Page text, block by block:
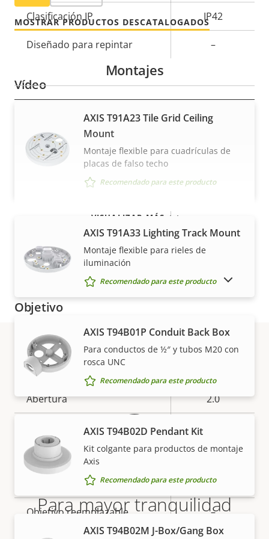
Clasificación IP IP42
Diseñado para repintar –
Vídeo
de
propiedad
Valor de
propiedad
Máxima resolución de vídeo 1920x1080
Máximo de imágenes por
segundo
25/30
–
Paletas térmicas
Objetivo
Descripción
de
propiedad
la
Longitud focal
Objetivo varifocal
Abertura 2.0
Campo de visión horizontal 115 °
Campo de visión vertical 64 °
Montaje del objetivo M12
Objetivo reemplazable –
MOSTRAR PRODUCTOS DESCATALOGADOS
VISUALIZAR MÁS
Montajes
AXIS T91A23 Tile Grid Ceiling
Mount
Montaje flexible para cuadrículas de
placas de falso techo
Recomendado para este producto
AXIS T91A33 Lighting Track Mount
Montaje flexible para rieles de
iluminación
Recomendado para este producto
AXIS T94B01P Conduit Back Box
Para conductos de ½″ y tubos M20 con
rosca UNC
Recomendado para este producto
AXIS T94B02D Pendant Kit
Kit colgante para productos de montaje
Axis
Recomendado para este producto
AXIS T94B02M J-Box/Gang Box
MOSTRAR PRODUCTOS DESCATALOGADOS
Garantía
Para mayor tranquilidad
Nuestra garantía de 3 años brinda a nuestros